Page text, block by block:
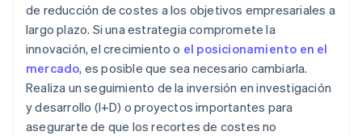
de reducción de costes a los objetivos empresariales a
largo plazo. Si una estrategia compromete la
innovación, el crecimiento o el posicionamiento en el
mercado, es posible que sea necesario cambiarla.
Realiza un seguimiento de la inversión en investigación
y desarrollo (I+D) o proyectos importantes para
asegurarte de que los recortes de costes no